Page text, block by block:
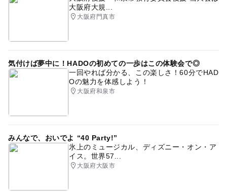
大阪府大規...
大阪府門真市
気付けば夢中に！HADOの初めての一歩はこの体験会で◎
一回やれば分かる、この楽しさ！60分でHAD
Oの魅力を体感しよう！
大阪府和泉市
みんなで、おいでよ “40 Party!”
氷上のミュージカル、ディズニー・オン・ア
イス。世界57...
大阪府大阪市